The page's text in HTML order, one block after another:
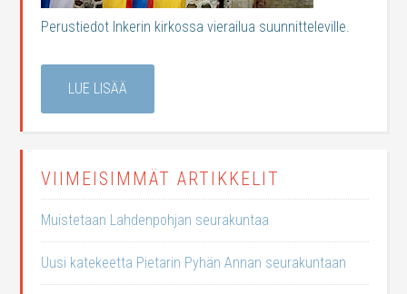
Perustiedot Inkerin kirkossa vierailua suunnitteleville.
LUE LISÄÄ
VIIMEISIMMÄT ARTIKKELIT
Muistetaan Lahdenpohjan seurakuntaa
Uusi katekeetta Pietarin Pyhän Annan seurakuntaan